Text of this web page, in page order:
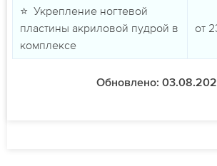
⭐ Укрепление ногтевой
пластины акриловой пудрой в
комплексе
от
Обновлено: